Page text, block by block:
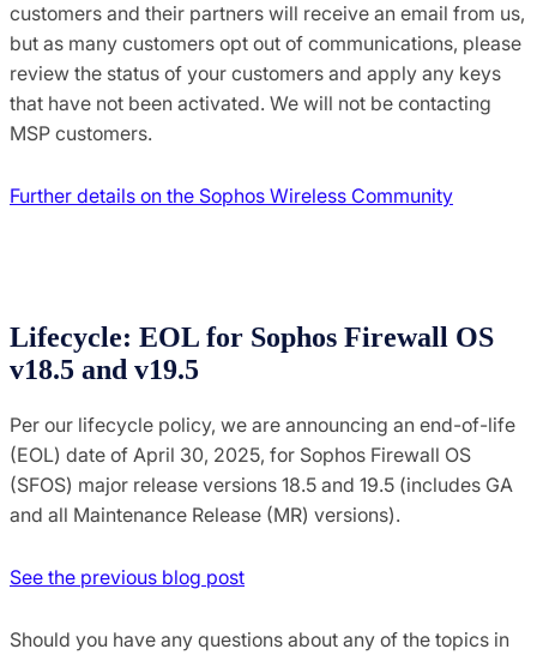
customers and their partners will receive an email from us,
but as many customers opt out of communications, please
review the status of your customers and apply any keys
that have not been activated. We will not be contacting
MSP customers.
Further details on the Sophos Wireless Community
Lifecycle: EOL for Sophos Firewall OS
v18.5 and v19.5
Per our lifecycle policy, we are announcing an end-of-life
(EOL) date of April 30, 2025, for Sophos Firewall OS
(SFOS) major release versions 18.5 and 19.5 (includes GA
and all Maintenance Release (MR) versions).
See the previous blog post
Should you have any questions about any of the topics in